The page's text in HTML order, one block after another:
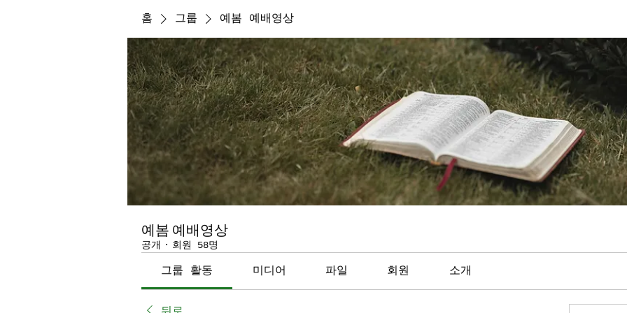
홈 그룹 예봄 예배영상
예봄 예배영상
공개 · 회원 58명
그룹 활동 미디어 파일 회원 소개